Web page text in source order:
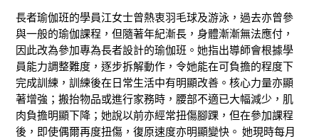
長者瑜伽班的學員江女士曾熱衷羽毛球及游泳 ， 過去亦曾參
與一般的瑜伽課程， 但隨著年紀漸長， 身體漸漸無法應付 ，
因此改為參加專為長者設計的瑜伽班。她指出導師會根據學
員能力調整難度，逐步拆解動作，令她能在可負擔的程度下
完成訓練 ，訓練後在日常生活中有明顯改善。核心力量亦顯
著增強；搬抬物品或進行家務時，腰部不適已大幅減少，肌
肉負擔明顯下降； 她說以前亦經常扭傷腳踝，但在參加課程
後，即使偶爾再度扭傷，復原速度亦明顯變快。 她現時每月